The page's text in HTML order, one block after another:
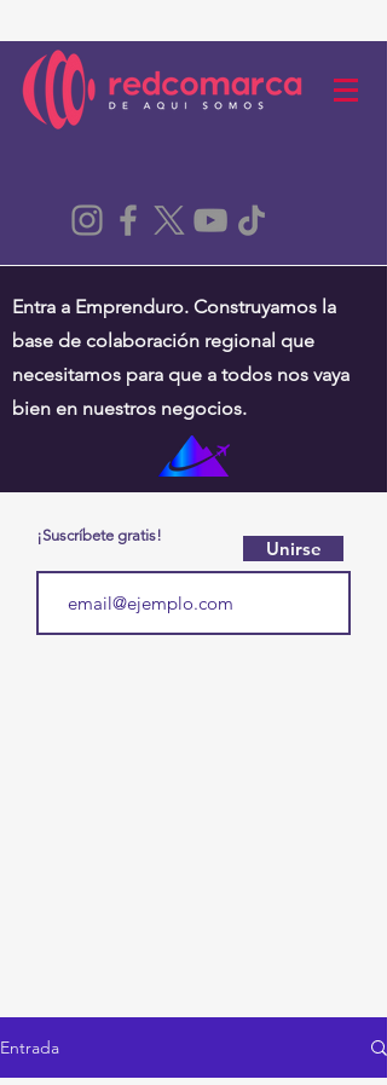
Entra a Emprenduro. Construyamos la
base de colaboración regional que
necesitamos para que a todos nos vaya
bien en nuestros negocios.
¡Suscríbete gratis!
Unirse
Entrada